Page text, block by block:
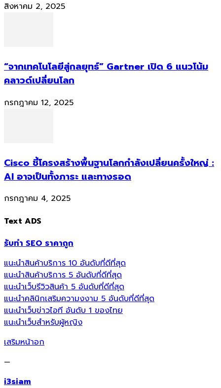
สิงหาคม 2, 2025
“จากเทคโนโลยีสู่กลยุทธ์” Gartner เปิด 6 แนวโน้ม
คลาวด์เปลี่ยนโลก
กรกฎาคม 12, 2025
Cisco ชี้โครงสร้างพื้นฐานโลกกำลังเปลี่ยนครั้งใหญ่ :
AI อาจเป็นทั้งภาระ และทางรอด
กรกฎาคม 4, 2025
Text ADS
รับทำ SEO ราคาถูก
แนะนำสินค้าบริการ 10 อันดับที่ดีที่สุด
แนะนำสินค้าบริการ 5 อันดับที่ดีที่สุด
แนะนำเว็บรีวิวสินค้า 5 อันดับที่ดีที่สุด
แนะนำคลินิกเสริมความงงาม 5 อันดับที่ดีที่สุด
แนะนำเว็บข่าวไอที อันดับ 1 ของไทย
แนะนำเว็บสำหรับผู้หญิง
เสริมหน้าอก
—
i3siam